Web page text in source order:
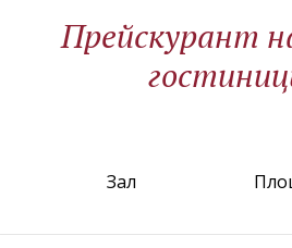
Прейскурант
Зал